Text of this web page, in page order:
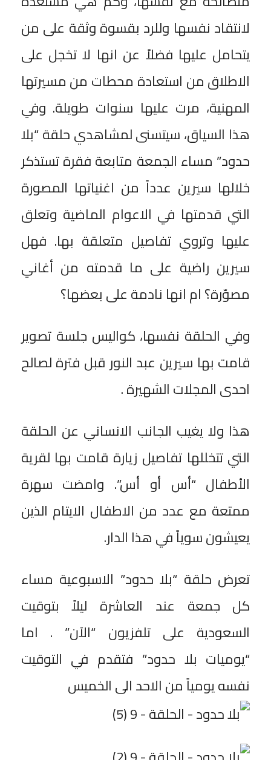
لانتقاد نفسها وللرد بقسوة وثقة على من
يتحامل عليها فضلاً عن انها لا تخجل على
الاطلاق من استعادة محطات من مسيرتها
المهنية، مرت عليها سنوات طويلة. وفي
هذا السياق، سيتسنى لمشاهدي حلقة “بلا
حدود” مساء الجمعة متابعة فقرة تستذكر
خلالها سيرين عدداً من اغنياتها المصورة
التي قدمتها في الاعوام الماضية وتعلق
عليها وتروي تفاصيل متعلقة بها. فهل
سيرين راضية على ما قدمته من أغاني
مصوّرة؟ ام انها نادمة على بعضها؟
وفي الحلقة نفسها، كواليس جلسة تصوير
قامت بها سيرين عبد النور قبل فترة لصالح
احدى المجلات الشهيرة .
هذا ولا يغيب الجانب الانساني عن الحلقة
التي تتخللها تفاصيل زيارة قامت بها لقرية
الأطفال “أس أو أس”. وامضت سهرة
ممتعة مع عدد من الاطفال الايتام الذين
يعيشون سوياً في هذا الدار.
تعرض حلقة “بلا حدود” الاسبوعية مساء
كل جمعة عند العاشرة ليلاً بتوقيت
السعودية على تلفزيون “الآن” . اما
“يوميات بلا حدود” فتقدم في التوقيت
نفسه يومياً من الاحد الى الخميس